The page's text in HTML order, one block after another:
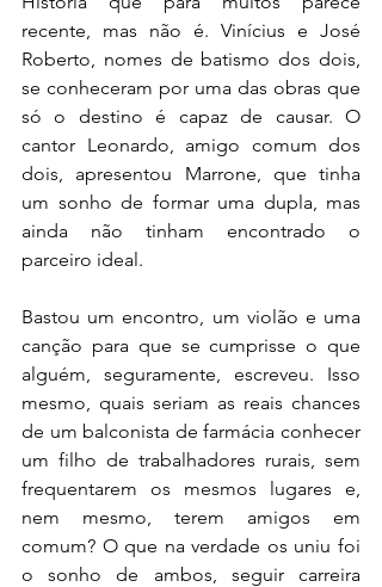
recente, mas não é. Vinícius e José
Roberto, nomes de batismo dos dois,
se conheceram por uma das obras que
só o destino é capaz de causar. O
cantor Leonardo, amigo comum dos
dois, apresentou Marrone, que tinha
um sonho de formar uma dupla, mas
ainda não tinham encontrado o
parceiro ideal.
Bastou um encontro, um violão e uma
canção para que se cumprisse o que
alguém, seguramente, escreveu. Isso
mesmo, quais seriam as reais chances
de um balconista de farmácia conhecer
um filho de trabalhadores rurais, sem
frequentarem os mesmos lugares e,
nem mesmo, terem amigos em
comum? O que na verdade os uniu foi
o sonho de ambos, seguir carreira